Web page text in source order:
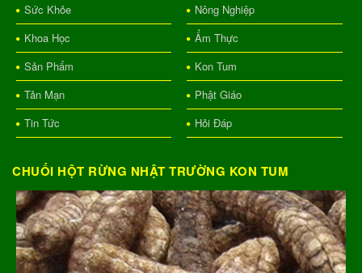
Sức Khỏe
Nông Nghiệp
Khoa Học
Ẩm Thực
Sản Phẩm
Kon Tum
Tản Mạn
Phật Giáo
Tin Tức
Hỏi Đáp
CHUỐI HỘT RỪNG NHẬT TRƯỜNG KON TUM